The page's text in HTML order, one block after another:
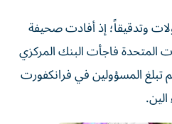
وتدقيقاً؛ إذ أفادت صحيفة
المتحدة فاجأت البنك المركزي
تبلغ المسؤولين في فرانكفورت